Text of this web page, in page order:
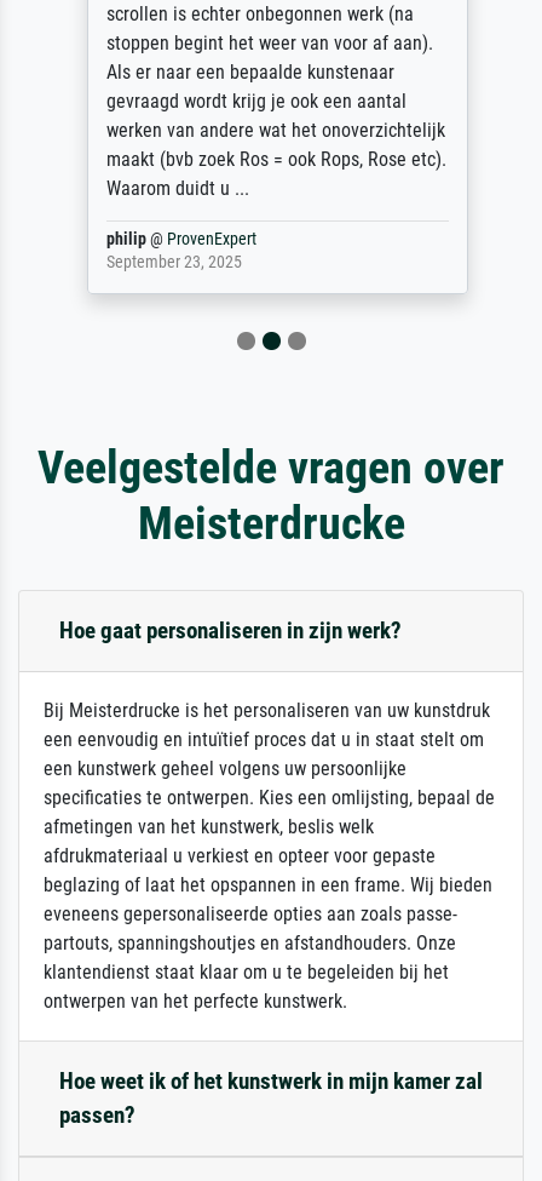
scrollen is echter onbegonnen werk (na
stoppen begint het weer van voor af aan).
Als er naar een bepaalde kunstenaar
gevraagd wordt krijg je ook een aantal
werken van andere wat het onoverzichtelijk
maakt (bvb zoek Ros = ook Rops, Rose etc).
Waarom duidt u ...
philip@ProvenExpert
September 23, 2025
Veelgestelde vragen over
Meisterdrucke
Hoe gaat personaliseren in zijn werk?
Bij Meisterdrucke is het personaliseren van uw kunstdruk
een eenvoudig en intuïtief proces dat u in staat stelt om
een kunstwerk geheel volgens uw persoonlijke
specificaties te ontwerpen. Kies een omlijsting, bepaal de
afmetingen van het kunstwerk, beslis welk
afdrukmateriaal u verkiest en opteer voor gepaste
beglazing of laat het opspannen in een frame. Wij bieden
eveneens gepersonaliseerde opties aan zoals passe-
partouts, spanningshoutjes en afstandhouders. Onze
klantendienst staat klaar om u te begeleiden bij het
ontwerpen van het perfecte kunstwerk.
Hoe weet ik of het kunstwerk in mijn kamer zal
passen?